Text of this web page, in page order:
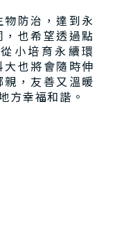
防治，達到永
也希望透過點
小培育永續環
也將會隨時伸
，友善又溫暖
方幸福和諧。